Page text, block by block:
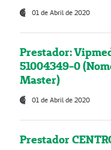
01 de Abril de 2020
Prestador:
51004349-0
Master)
01 de Abril de 2020
Prestador